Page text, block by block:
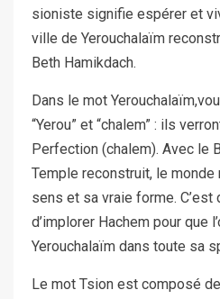
sioniste signifie espérer et
ville de Yerouchalaïm
Beth Hamikdach.
Dans le mot
“Yerou” et “chalem” : ils
Perfection (chalem). Avec le
Temple reconstruit, le
sens et sa vraie forme.
d’implorer Hachem pour que
Yerouchalaïm dans toute sa
Le mot Tsion est composé